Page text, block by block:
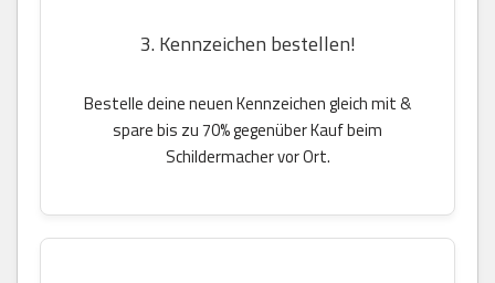
3. Kennzeichen bestellen!
Bestelle deine neuen Kennzeichen gleich mit &
spare bis zu 70% gegenüber Kauf beim
Schildermacher vor Ort.